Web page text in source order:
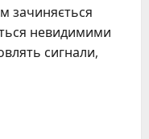
зачиняється
невидимими
сигнали,